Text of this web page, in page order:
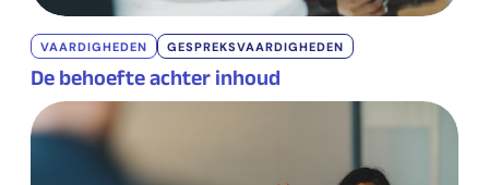
VAARDIGHEDEN GESPREKSVAARDIGHEDEN
De behoefte achter inhoud